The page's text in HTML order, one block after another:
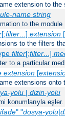
extension to
name string
to the
[;filter...] extension[
to the filters
filter[;filter...]
to a particular
extension[
extensions
yolu| dizin-yolu
konumlarıyla eşler.
" "dosya-yolu|